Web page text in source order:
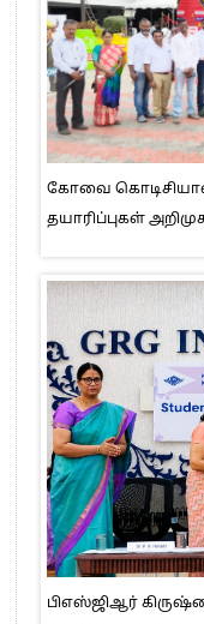
கோவை
தயாரிப்புகள்
பிஎஸ்ஜிஆர்